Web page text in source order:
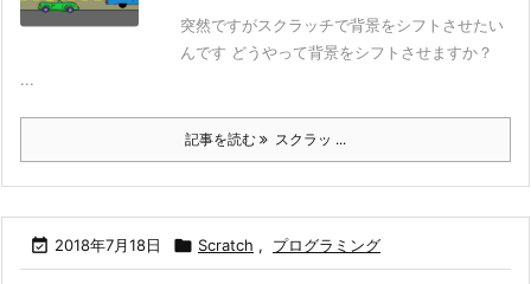
突然ですがスクラッチで背景をシフトさせたい
んです どうやって背景をシフトさせますか？
...
記事を読む スクラッ ...
 2018年7月18日  Scratch , プログラミング